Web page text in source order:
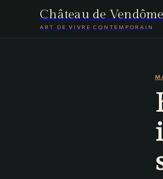
Château de Vendôme
ART DE VIVRE CONTEMPORAIN